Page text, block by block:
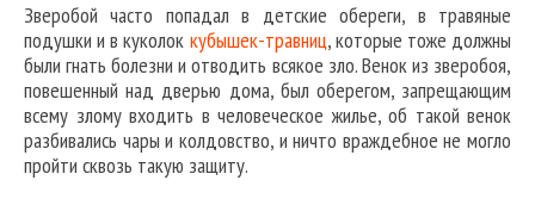
Зверобой часто попадал в детские обереги, в травяные
подушки и в куколок кубышек-травниц, которые тоже должны
были гнать болезни и отводить всякое зло. Венок из зверобоя,
повешенный над дверью дома, был оберегом, запрещающим
всему злому входить в человеческое жилье, об такой венок
разбивались чары и колдовство, и ничто враждебное не могло
пройти сквозь такую защиту.